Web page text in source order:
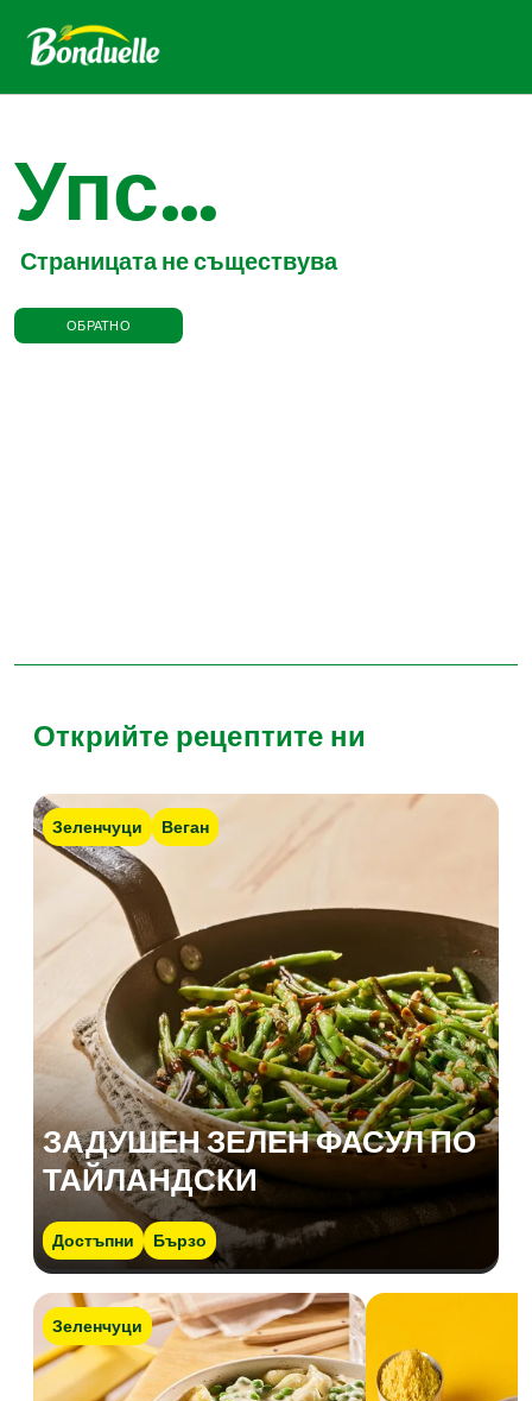
Упс...
Страницата не съществува
ОБРАТНО
Открийте рецептите ни
Зеленчуци Веган
ЗАДУШЕН ЗЕЛЕН ФАСУЛ ПО
ТАЙЛАНДСКИ
Достъпни Бързо
Зеленчуци